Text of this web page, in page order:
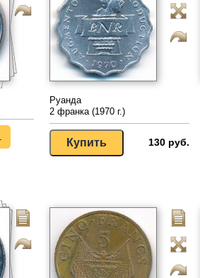
Руанда
2 франка (1970 г.)
130 руб.